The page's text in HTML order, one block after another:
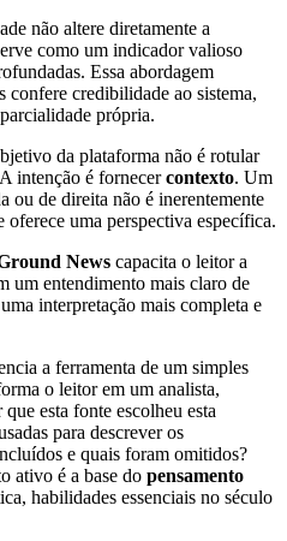
não altere diretamente a
como um indicador valioso
Essa abordagem
confere credibilidade ao sistema,
própria.
da plataforma não é rotular
intenção é fornecercontexto. Um
ou de direita não é inerentemente
uma perspectiva específica.
News capacita o leitor a
um entendimento mais claro de
interpretação mais completa e
a ferramenta de um simples
o leitor em um analista,
esta fonte escolheu esta
para descrever os
e quais foram omitidos?
ativo é a base do pensamento
habilidades essenciais no século